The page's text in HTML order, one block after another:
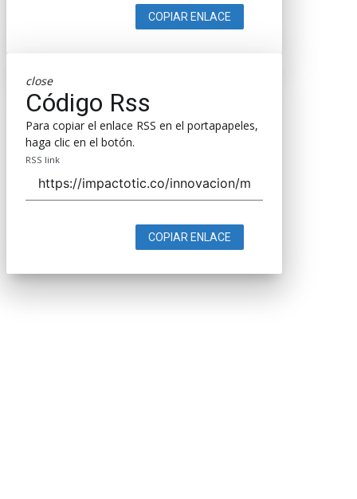
COPIAR ENLACE
close
Código Rss
Para copiar el enlace RSS en el portapapeles,
haga clic en el botón.
RSS link
COPIAR ENLACE